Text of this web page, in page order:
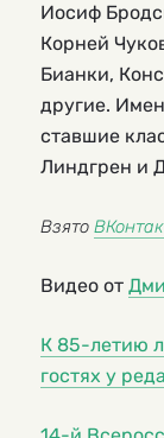
Иосиф
Корней
Бианки,
другие.
ставшие
Линдгрен и
Взято
Видео от
К 85-летию
гостях у